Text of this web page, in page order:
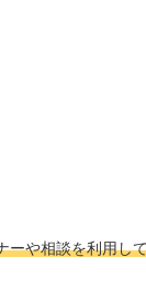
ーや相談を利用し